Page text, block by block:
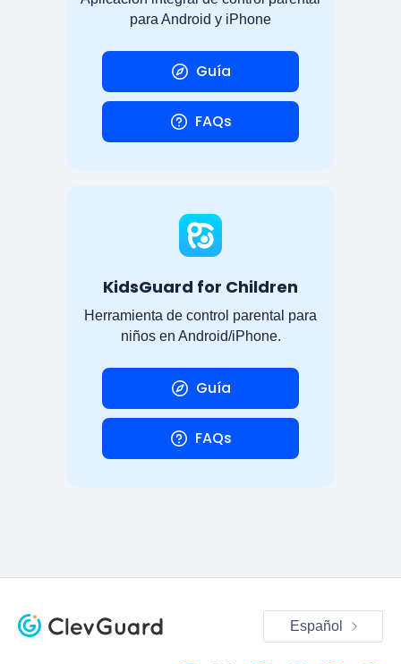
para Android y iPhone
Guía
FAQs
KidsGuard for Children
Herramienta de control parental para
niños en Android/iPhone.
Guía
FAQs
Español